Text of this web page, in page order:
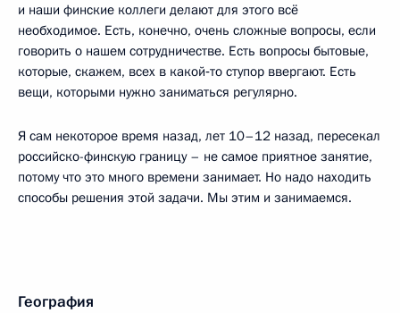
и наши финские коллеги делают для этого всё
необходимое. Есть, конечно, очень сложные вопросы, если
говорить о нашем сотрудничестве. Есть вопросы бытовые,
которые, скажем, всех в какой‑то ступор ввергают. Есть
вещи, которыми нужно заниматься регулярно.
Я сам некоторое время назад, лет 10–12 назад, пересекал
российско-финскую границу – не самое приятное занятие,
потому что это много времени занимает. Но надо находить
способы решения этой задачи. Мы этим и занимаемся.
География